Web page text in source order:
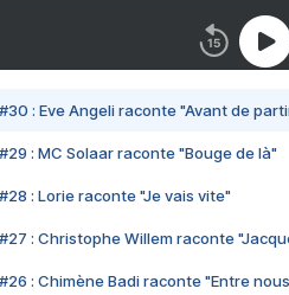
#30 : Eve Angeli raconte "Avant de
#29 : MC Solaar raconte "Bouge de là"
#28 : Lorie raconte "Je vais vite"
#27 : Christophe Willem raconte
#26 : Chimène Badi raconte "Entre